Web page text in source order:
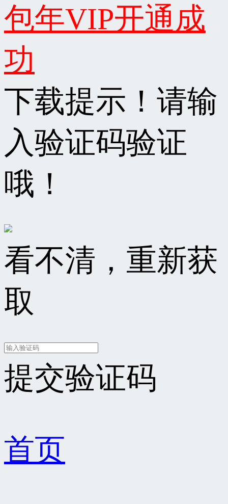
包年VIP开通成
功
下载提示！请输
入验证码验证
哦！
看不清，重新获
取
提交验证码
首页